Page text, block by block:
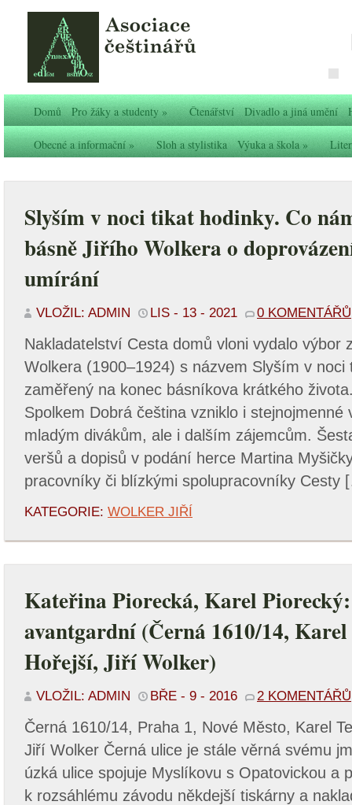
Domů Pro žáky a studenty» Čtenářství Divadlo a jiná umění
Obecné a informační» Sloh a stylistika Výuka a škola»
Slyším v noci tikat hodinky. Co
básně Jiřího Wolkera o
umírání
VLOŽIL: ADMIN LIS - 13 - 2021 0 KOMENTÁŘŮ
Nakladatelství Cesta domů vloni vydalo výbor
Wolkera (1900–1924) s názvem Slyším v noci
zaměřený na konec básníkova krátkého
Spolkem Dobrá čeština vzniklo i stejnojmenné
mladým divákům, ale i dalším zájemcům.
veršů a dopisů v podání herce Martina
pracovníky či blízkými spolupracovníky Cesty
KATEGORIE: WOLKER JIŘÍ
Kateřina Piorecká, Karel
avantgardní (Černá 1610/14,
Hořejší, Jiří Wolker)
VLOŽIL: ADMIN BŘE - 9 - 2016 2 KOMENTÁŘŮ
Černá 1610/14, Praha 1, Nové Město, Karel
Jiří Wolker Černá ulice je stále věrná svému
úzká ulice spojuje Myslíkovu s Opatovickou a
k rozsáhlému závodu někdejší tiskárny a